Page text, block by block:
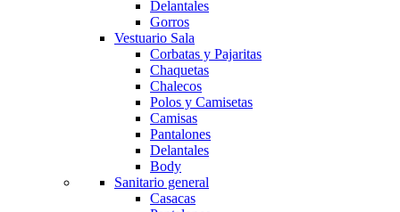
Delantales
Gorros
Vestuario Sala
Corbatas y Pajaritas
Chaquetas
Chalecos
Polos y Camisetas
Camisas
Pantalones
Delantales
Body
Sanitario general
Casacas